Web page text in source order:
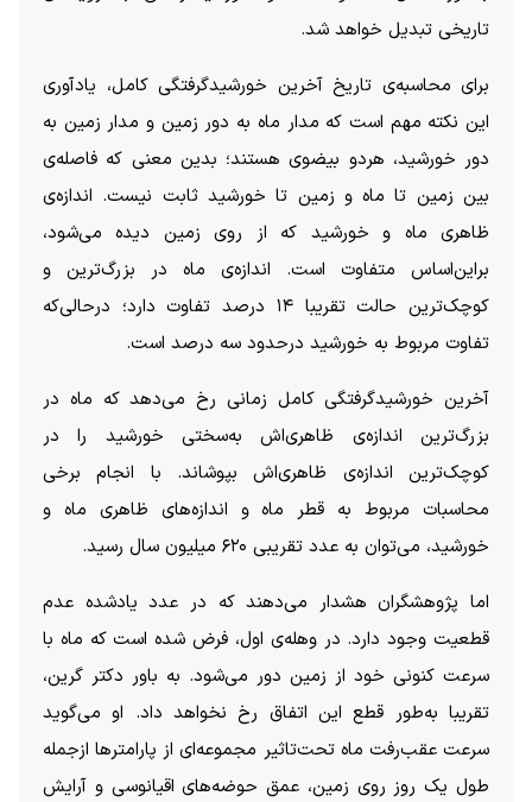
تاریخی تبدیل خواهد شد.
برای محاسبه‌ی تاریخ آخرین خورشیدگرفتگی کامل، یادآوری
این نکته مهم است که مدار ماه به دور زمین و مدار زمین به
دور خورشید، هردو بیضوی هستند؛ بدین معنی که فاصله‌ی
بین زمین تا ماه و زمین تا خورشید ثابت نیست. اندازه‌ی
ظاهری ماه و خورشید که از روی زمین دیده می‌شود،
براین‌اساس متفاوت است. اندازه‌ی ماه در بزرگ‌ترین و
کوچک‌ترین حالت تقریبا ۱۴ درصد تفاوت دارد؛ درحالی‌که
تفاوت مربوط به خورشید درحدود سه درصد است.
آخرین خورشیدگرفتگی کامل زمانی رخ می‌دهد که ماه در
بزرگ‌ترین اندازه‌ی ظاهری‌اش به‌سختی خورشید را در
کوچک‌ترین اندازه‌ی ظاهری‌اش بپوشاند. با انجام برخی
محاسبات مربوط به قطر ماه و اندازه‌های ظاهری ماه و
خورشید، می‌توان به عدد تقریبی ۶۲۰ میلیون سال رسید.
اما پژوهشگران هشدار می‌دهند که در عدد یادشده عدم
قطعیت وجود دارد. در وهله‌ی اول، فرض شده است که ماه با
سرعت کنونی خود از زمین دور می‌شود. به باور دکتر گرین،
تقریبا به‌طور قطع این اتفاق رخ نخواهد داد. او می‌گوید
سرعت عقب‌رفت ماه تحت‌تاثیر مجموعه‌ای از پارامتر‌ها ازجمله
طول یک روز روی زمین، عمق حوضه‌های اقیانوسی و آرایش